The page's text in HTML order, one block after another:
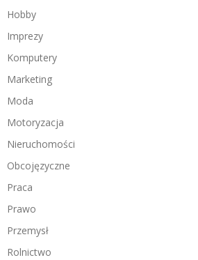
Hobby
Imprezy
Komputery
Marketing
Moda
Motoryzacja
Nieruchomości
Obcojęzyczne
Praca
Prawo
Przemysł
Rolnictwo